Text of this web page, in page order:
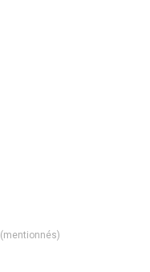
(mentionnés)